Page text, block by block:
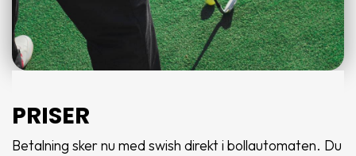
PRISER
Betalning sker nu med swish direkt i bollautomaten. Du